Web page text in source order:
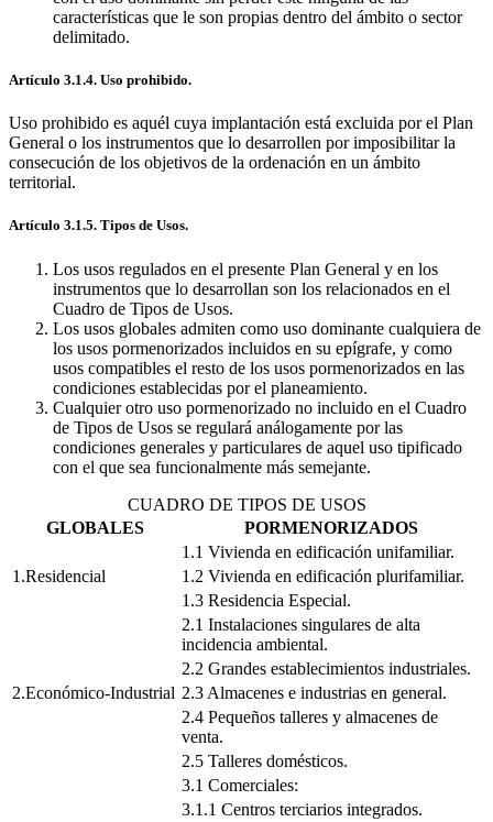
características que le son propias dentro del ámbito o sector
delimitado.
Artículo 3.1.4. Uso prohibido.
Uso prohibido es aquél cuya implantación está excluida por el Plan
General o los instrumentos que lo desarrollen por imposibilitar la
consecución de los objetivos de la ordenación en un ámbito
territorial.
Artículo 3.1.5. Tipos de Usos.
Los usos regulados en el presente Plan General y en los
instrumentos que lo desarrollan son los relacionados en el
Cuadro de Tipos de Usos.
Los usos globales admiten como uso dominante cualquiera de
los usos pormenorizados incluidos en su epígrafe, y como
usos compatibles el resto de los usos pormenorizados en las
condiciones establecidas por el planeamiento.
Cualquier otro uso pormenorizado no incluido en el Cuadro
de Tipos de Usos se regulará análogamente por las
condiciones generales y particulares de aquel uso tipificado
con el que sea funcionalmente más semejante.
CUADRO DE TIPOS DE USOS
GLOBALES
PORMENORIZADOS
1.Residencial
1.1 Vivienda en edificación unifamiliar.
1.2 Vivienda en edificación plurifamiliar.
1.3 Residencia Especial.
2.Económico-Industrial
2.1 Instalaciones singulares de alta
incidencia ambiental.
2.2 Grandes establecimientos industriales.
2.3 Almacenes e industrias en general.
2.4 Pequeños talleres y almacenes de
venta.
2.5 Talleres domésticos.
3.1 Comerciales:
3.1.1 Centros terciarios integrados.